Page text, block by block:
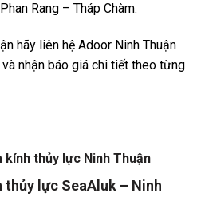
Rang – Tháp Chàm.
hãy liên hệ Adoor Ninh Thuận
nhận báo giá chi tiết theo từng
thủy lực Ninh Thuận
lực SeaAluk – Ninh